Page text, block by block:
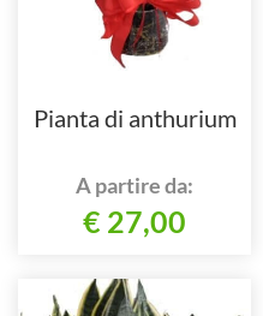
Pianta di anthurium
A partire da:
€ 27,00